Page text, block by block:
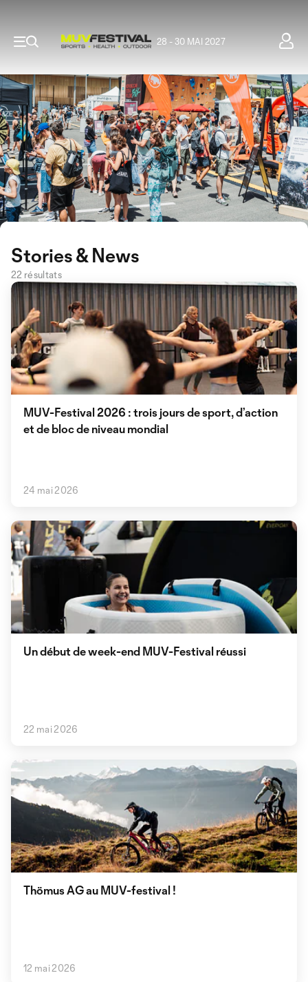
28 - 30 MAI 2027
Stories & News
22 résultats
MUV-Festival 2026 : trois jours de sport, d’action
et de bloc de niveau mondial
24 mai 2026
Un début de week-end MUV-Festival réussi
22 mai 2026
Thömus AG au MUV-festival !
12 mai 2026